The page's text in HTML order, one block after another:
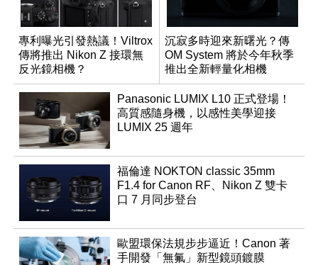
專利曝光引發熱議！Viltrox
傳將推出 Nikon Z 接環無
反光鏡相機？
沉寂多時迎來新曙光？傳
OM System 將於今年秋季
推出全新輕量化相機
Panasonic LUMIX L10 正式登場！
高質感隨身機，以感性美學迎接
LUMIX 25 週年
福倫達 NOKTON classic 35mm
F1.4 for Canon RF、Nikon Z 雙卡
口 7 月同步登台
歐盟環保法規步步逼近！Canon 著
手開發「無氟」新型鏡頭鍍膜